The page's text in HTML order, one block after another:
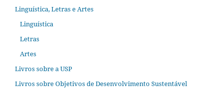
Linguística, Letras e Artes
Linguística
Letras
Artes
Livros sobre a USP
Livros sobre Objetivos de Desenvolvimento Sustentável